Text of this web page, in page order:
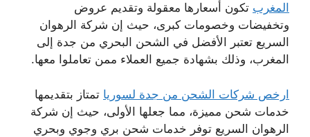
المغرب تكون أسعارها معقولة وتقديم عروض
وتخفيضات وخصومات كبرى، حيث إن شركة الرهوان
السريع تعتبر الأفضل في الشحن البحري من جدة إلى
المغرب، وذلك بشهادة جميع العملاء ممن تعاملوا معها.
ارخص شركات الشحن من جدة لسوريا تمتاز بتقديمها
خدمات شحن مميزة، مما جعلها الأولى، حيث إن شركة
الرهوان السريع توفر خدمات شحن بري وجوي وبحري